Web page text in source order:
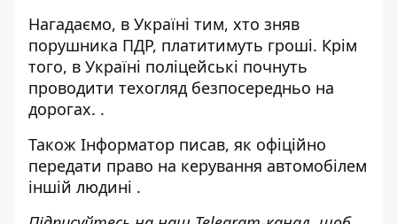
Нагадаємо, в Україні тим, хто зняв
порушника ПДР, платитимуть гроші. Крім
того, в Україні поліцейські почнуть
проводити техогляд безпосередньо на
дорогах. .
Також Інформатор писав, як офіційно
передати право на керування автомобілем
іншій людині .